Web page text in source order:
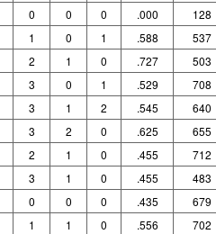
0 0 0 .000 128
1 0 1 .588 537
2 1 0 .727 503
3 0 1 .529 708
3 1 2 .545 640
3 2 0 .625 655
2 1 0 .455 712
3 1 0 .455 483
0 0 0 .435 679
1 1 0 .556 702